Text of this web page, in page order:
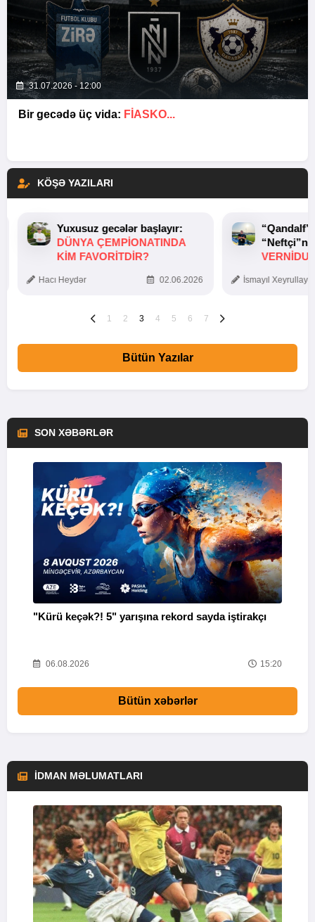
31.07.2026 - 12:00
Bir gecədə üç vida: FIASKO...
KÖŞƏ YAZILARI
Yuxusuz gecələr başlayır:
DÜNYA ÇEMPIONATINDA
KIM FAVORITDIR?
Hacı Heydər 02.06.2026 İsmayıl
1 2 3 4 5 6 7
Bütün Yazılar
SON XƏBƏRLƏR
"Kürü keçək?! 5" yarışına rekord sayda iştirakçı
06.08.2026 15:20
Bütün xəbərlər
İDMAN MƏLUMATLARI